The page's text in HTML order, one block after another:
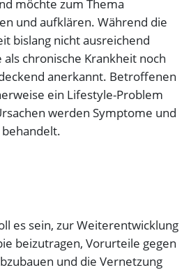
möchte zum Thema
und aufklären. Während die
bislang nicht ausreichend
chronische Krankheit noch
anerkannt. Betroffenen
ein Lifestyle-Problem
werden Symptome und
es sein, zur Weiterentwicklung
beizutragen, Vorurteile gegen
und die Vernetzung